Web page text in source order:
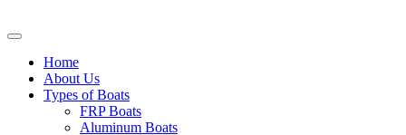
to
Home
About Us
Types of Boats
FRP Boats
Aluminum Boats